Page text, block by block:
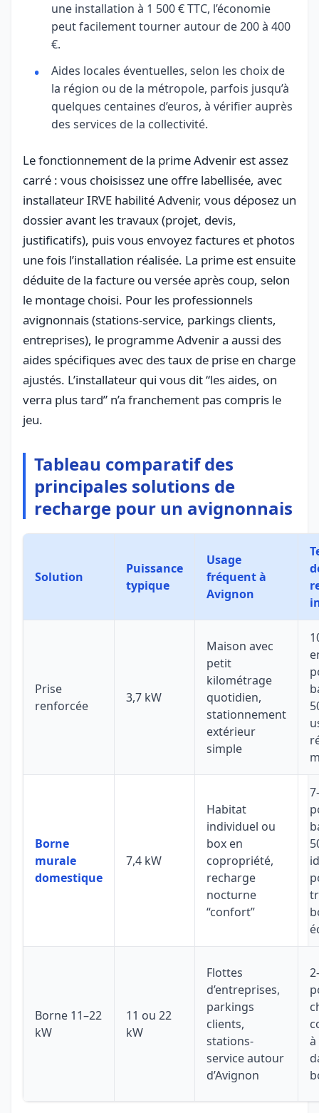
une installation à 1 500 € TTC, l’économie
peut facilement tourner autour de 200 à 400
€.
Aides locales éventuelles, selon les choix de
la région ou de la métropole, parfois jusqu’à
quelques centaines d’euros, à vérifier auprès
des services de la collectivité.
Le fonctionnement de la prime Advenir est assez
carré : vous choisissez une offre labellisée, avec
installateur IRVE habilité Advenir, vous déposez un
dossier avant les travaux (projet, devis,
justificatifs), puis vous envoyez factures et photos
une fois l’installation réalisée. La prime est ensuite
déduite de la facture ou versée après coup, selon
le montage choisi. Pour les professionnels
avignonnais (stations-service, parkings clients,
entreprises), le programme Advenir a aussi des
aides spécifiques avec des taux de prise en charge
ajustés. L’installateur qui vous dit “les aides, on
verra plus tard” n’a franchement pas compris le
jeu.
Tableau comparatif des
principales solutions de
recharge pour un avignonnais
Solution
Puissance
typique
Usage
fréquent à
Avignon
Prise
renforcée
3,7 kW
Maison avec
petit
kilométrage
quotidien,
stationnement
extérieur
simple
Borne
murale
domestique
7,4 kW
Habitat
individuel ou
box en
copropriété,
recharge
nocturne
“confort”
Borne 11–22
kW
11 ou 22
kW
Flottes
d’entreprises,
parkings
clients,
stations-
service autour
d’Avignon
à